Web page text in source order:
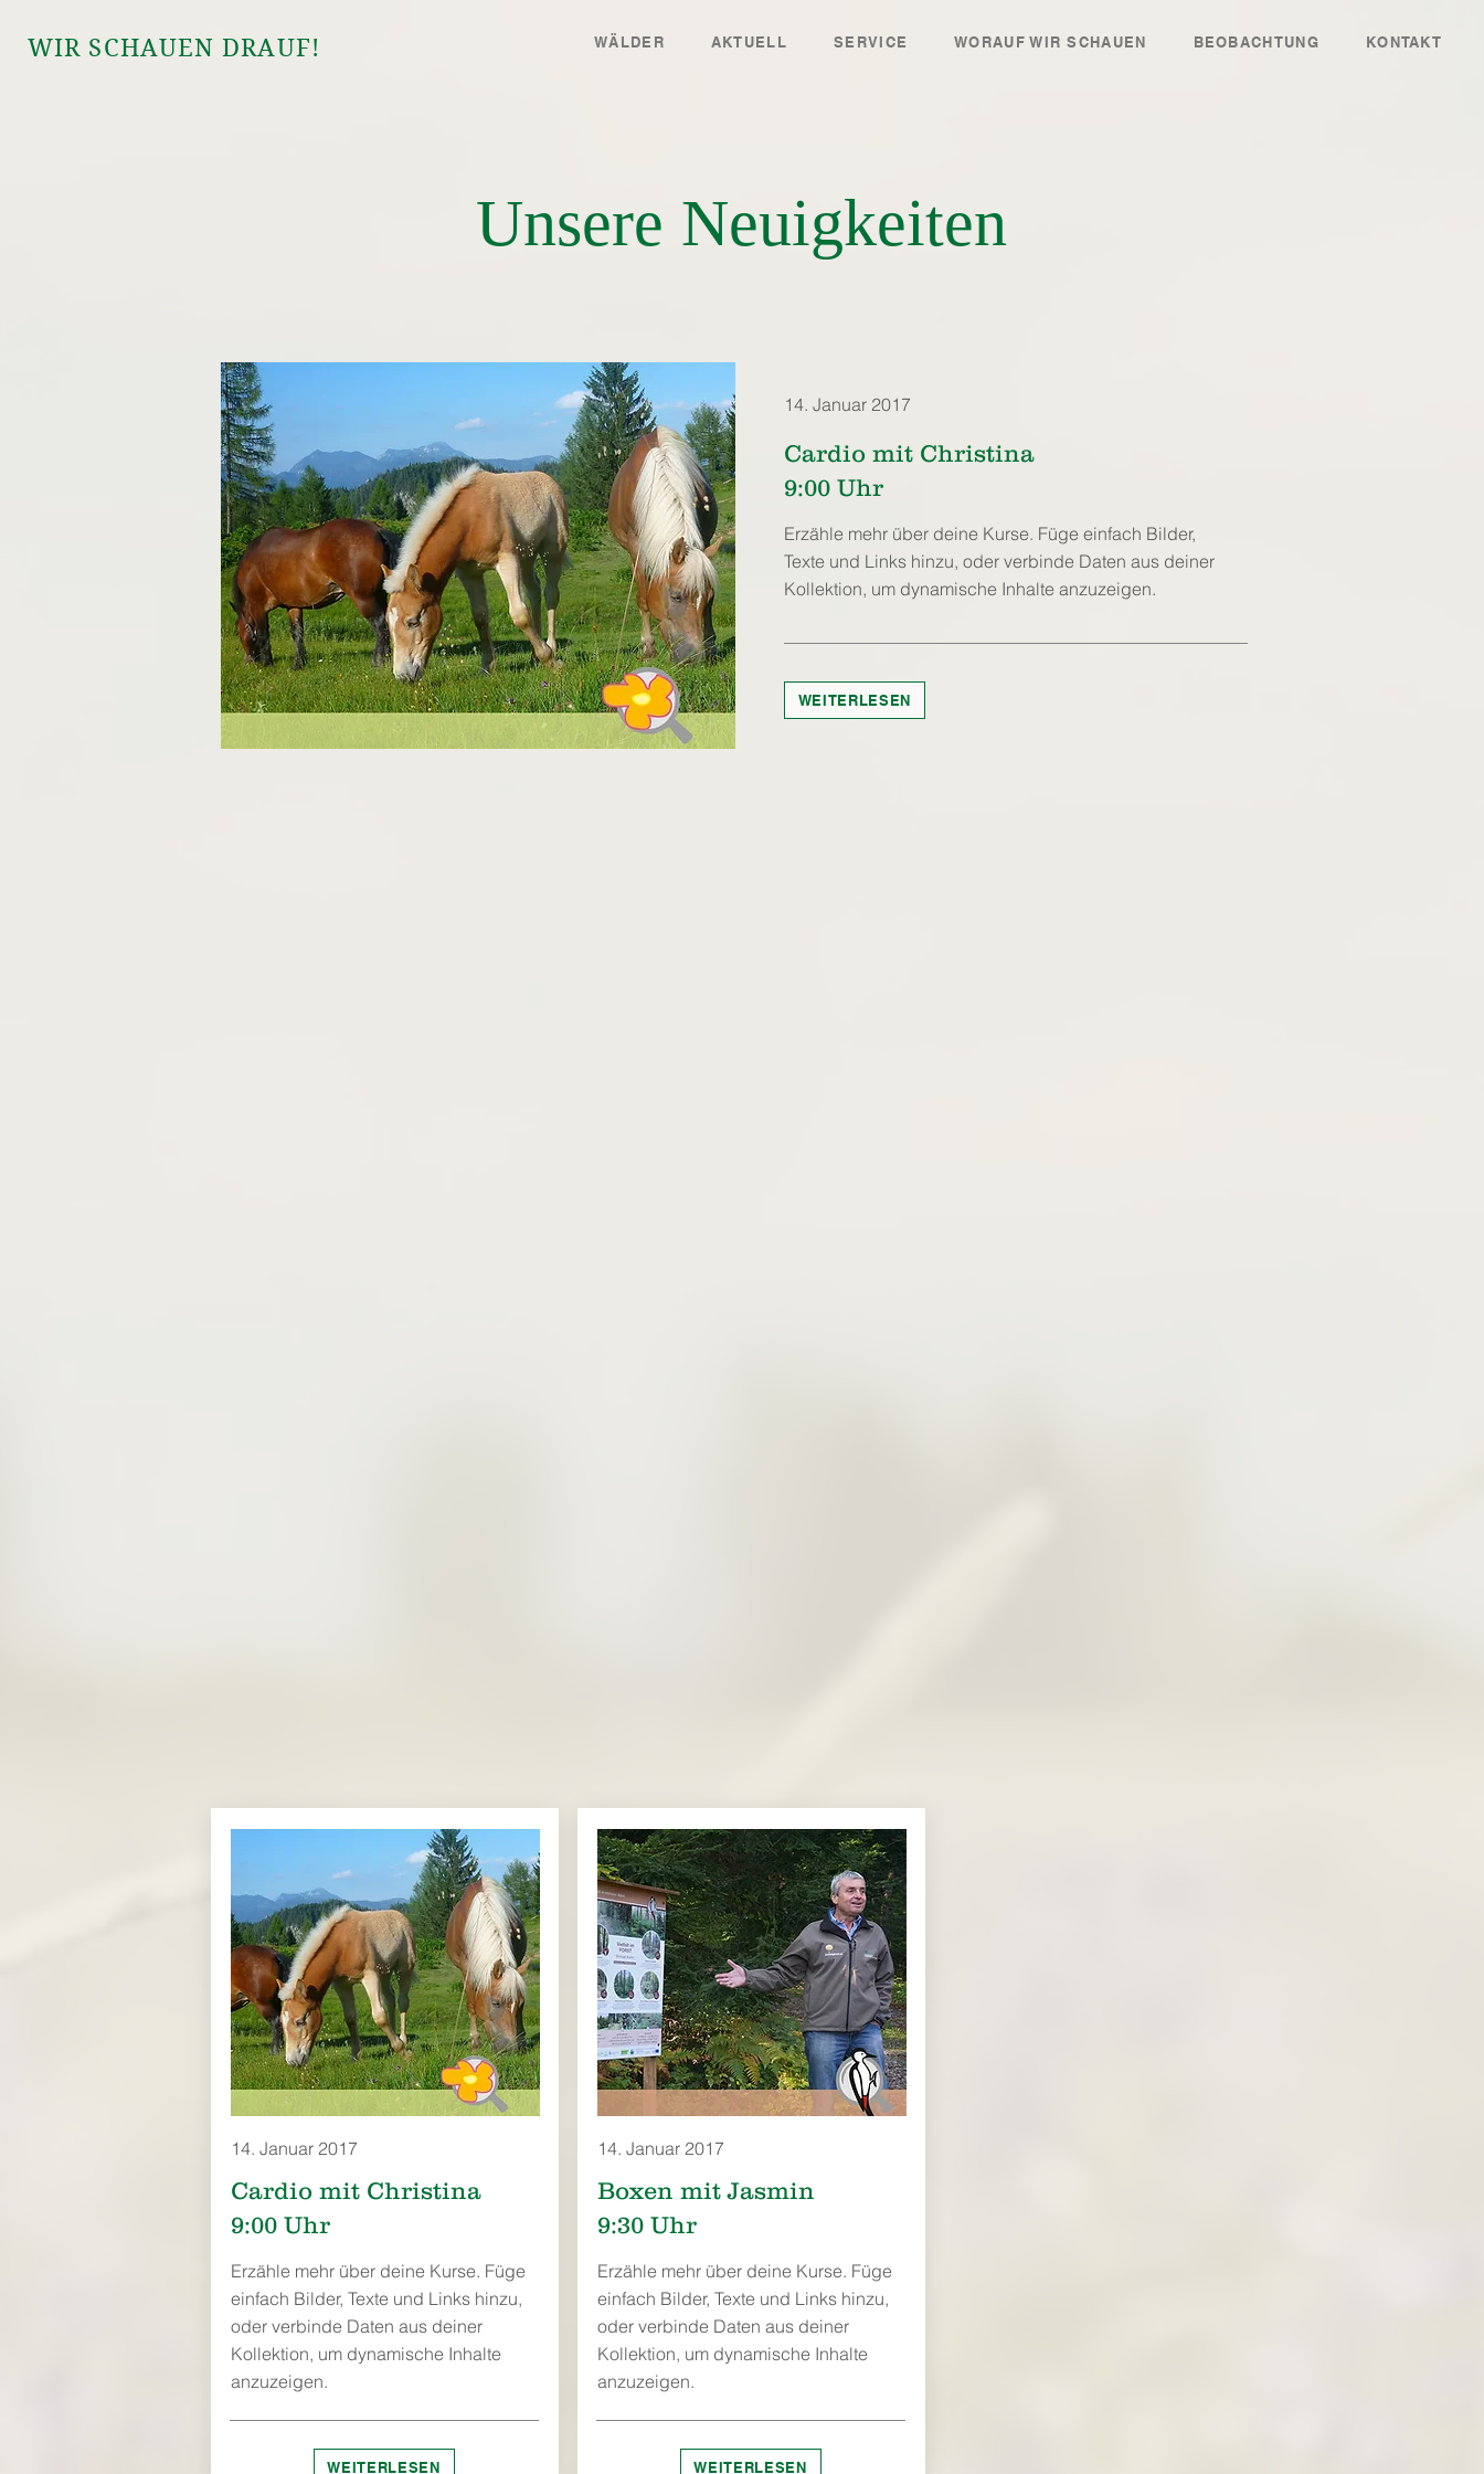
WÄLDER AKTUELL SERVICE WORAUF WIR SCHAUEN BEOBACHTUNG KONTAKT
WIR SCHAUEN DRAUF!
Unsere Neuigkeiten
14. Januar 2017
Cardio mit Christina
9:00 Uhr
Erzähle mehr über deine Kurse. Füge einfach Bilder,
Texte und Links hinzu, oder verbinde Daten aus deiner
Kollektion, um dynamische Inhalte anzuzeigen.
WEITERLESEN
14. Januar 2017
Cardio mit Christina
9:00 Uhr
Erzähle mehr über deine Kurse. Füge
einfach Bilder, Texte und Links hinzu,
oder verbinde Daten aus deiner
Kollektion, um dynamische Inhalte
anzuzeigen.
WEITERLESEN
14. Januar 2017
Boxen mit Jasmin
9:30 Uhr
Erzähle mehr über deine Kurse. Füge
einfach Bilder, Texte und Links hinzu,
oder verbinde Daten aus deiner
Kollektion, um dynamische Inhalte
anzuzeigen.
WEITERLESEN